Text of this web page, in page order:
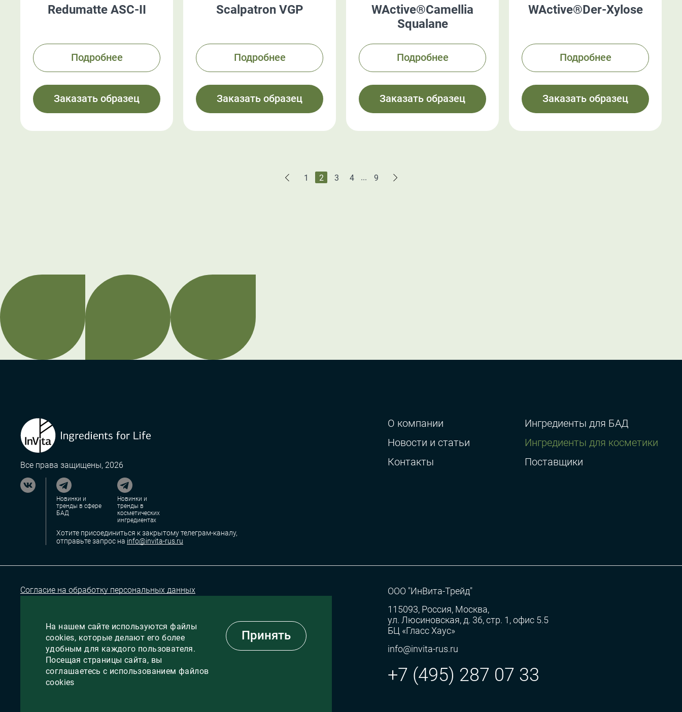
Redumatte ASC-II
Подробнее
Заказать образец
Scalpatron VGP
Подробнее
Заказать образец
WActive®Camellia
Squalane
Подробнее
Заказать образец
WActive®Der-Xylose
Подробнее
Заказать образец
1 2 3 4 ... 9
+7 (495) 287 07 33
Новинки и
тренды в сфере
БАД
Новинки и
тренды в
косметических
ингредиентах
Хотите присоединиться к закрытому телеграм-каналу,
отправьте запрос на info@invita-rus.ru
О компании
Новости и статьи
Контакты
Ингредиенты для БАД
Ингредиенты для косметики
Поставщики
ООО "ИнВита-Трейд"
115093, Россия, Москва,
ул. Люсиновская, д. 36, стр. 1, офис 5.5
БЦ «Гласс Хаус»
info@invita-rus.ru
Согласие на обработку персональных данных
Все права защищены, 2026
сделано вVIPRO
На нашем сайте используются файлы
cookies, которые делают его более
удобным для каждого пользователя.
Посещая страницы сайта, вы
соглашаетесь с использованием файлов
cookies
Принять